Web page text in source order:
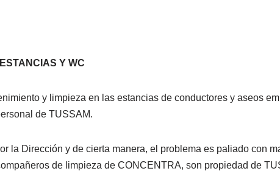
Y WC
y limpieza en las estancias de conductores y aseos
de TUSSAM.
la Dirección y de cierta manera, el problema es paliado con
de limpieza de CONCENTRA, son propiedad de